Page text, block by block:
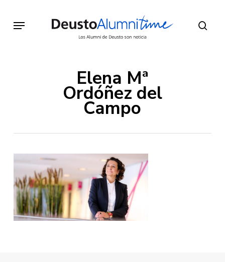
main
Menu
Elena Mª
Ordóñez del
Campo